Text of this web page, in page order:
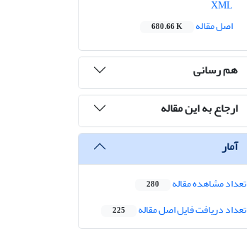
اصل مقاله
680.66 K
هم رسانی
ارجاع به این مقاله
آمار
تعداد مشاهده مقاله 280
تعداد دریافت فایل اصل مقاله 225